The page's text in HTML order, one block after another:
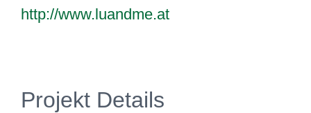
http://www.luandme.at
Projekt Details